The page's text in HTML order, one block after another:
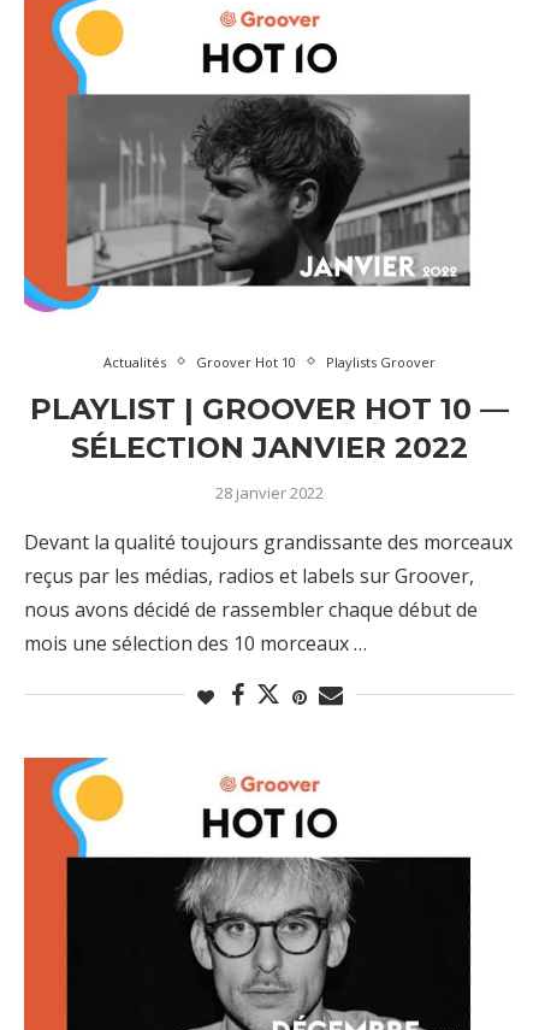
Actualités Groover Hot 10 Playlists Groover
PLAYLIST | GROOVER HOT 10 —
SÉLECTION JANVIER 2022
28 janvier 2022
Devant la qualité toujours grandissante des morceaux
reçus par les médias, radios et labels sur Groover,
nous avons décidé de rassembler chaque début de
mois une sélection des 10 morceaux …